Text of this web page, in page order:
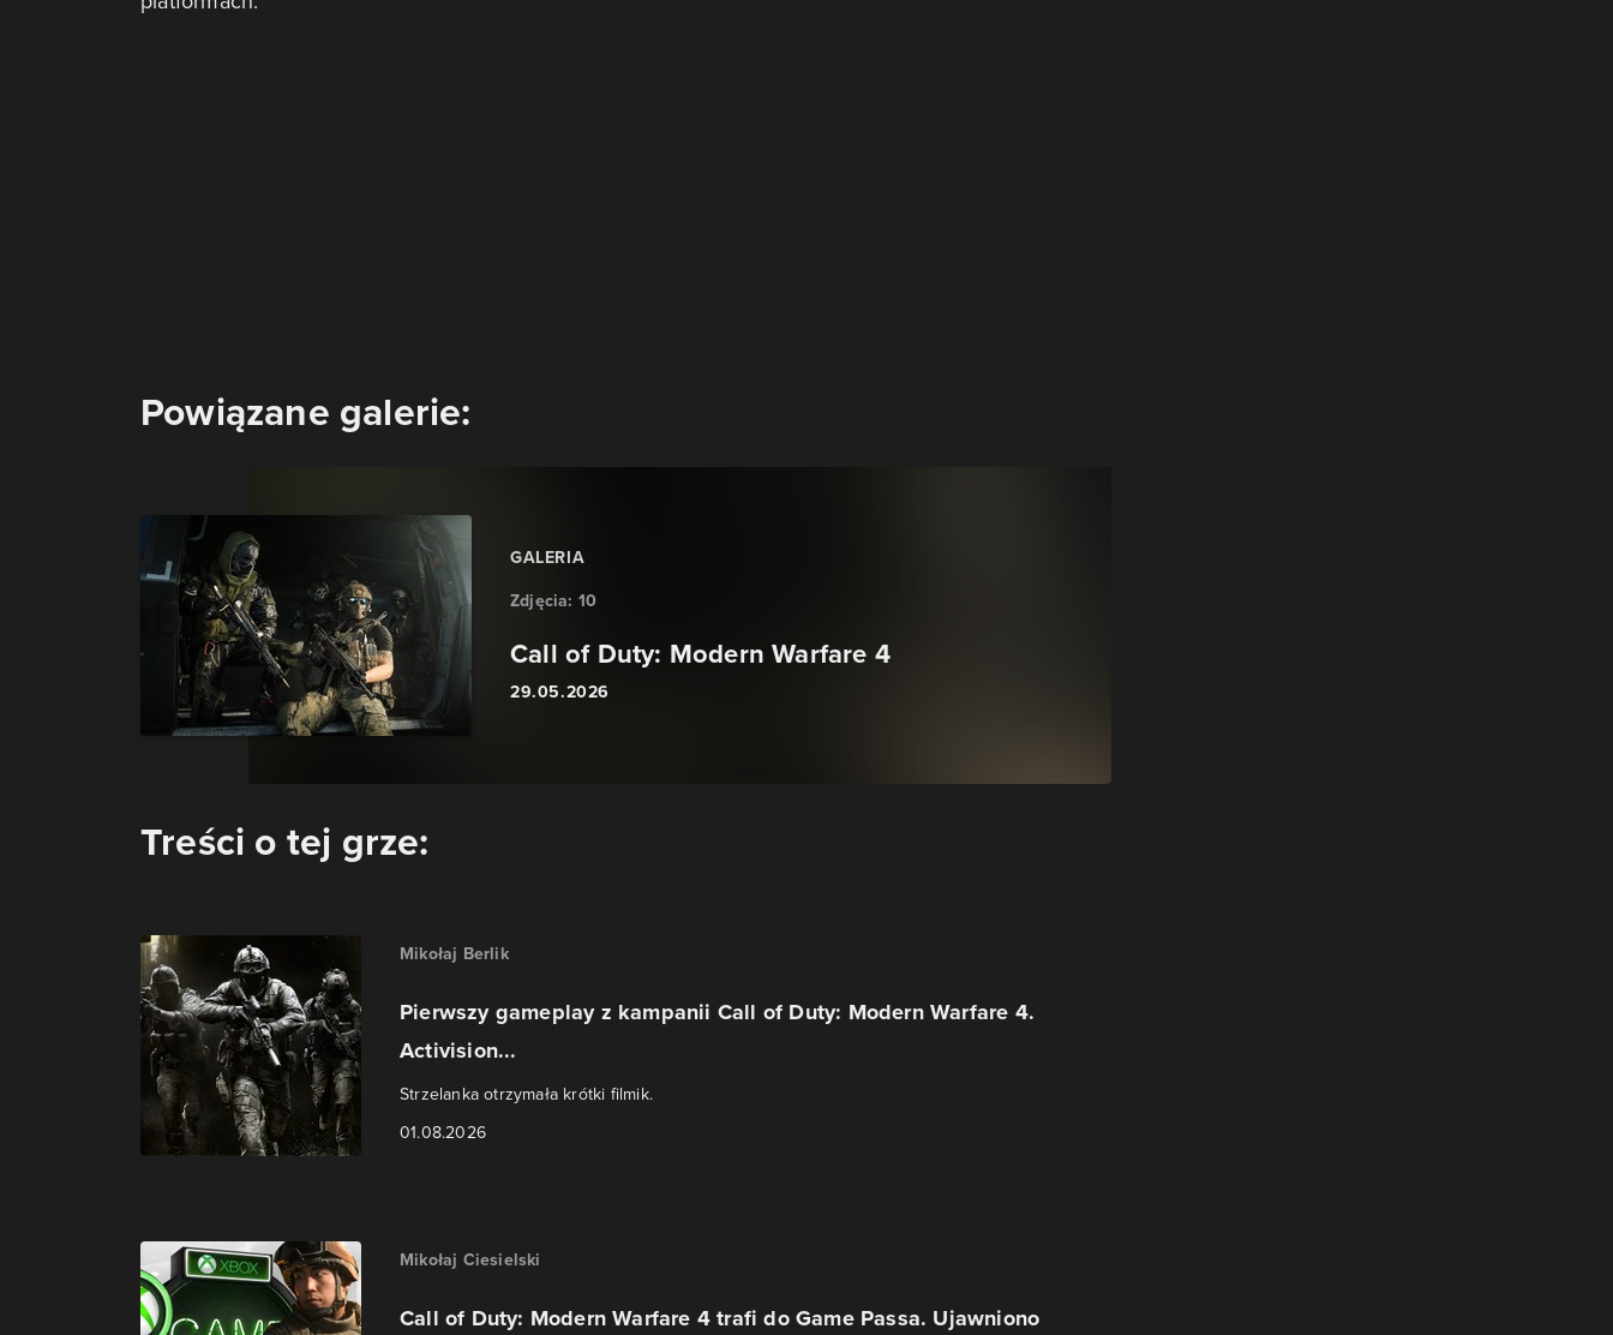
Powiązane galerie:
GALERIA
Zdjęcia: 10
Call of Duty: Modern Warfare 4
29.05.2026
Treści o tej grze:
Mikołaj Berlik
Pierwszy gameplay z kampanii Call of Duty: Modern Warfare 4.
Activision...
Strzelanka otrzymała krótki filmik.
01.08.2026
Mikołaj Ciesielski
Call of Duty: Modern Warfare 4 trafi do Game Passa. Ujawniono